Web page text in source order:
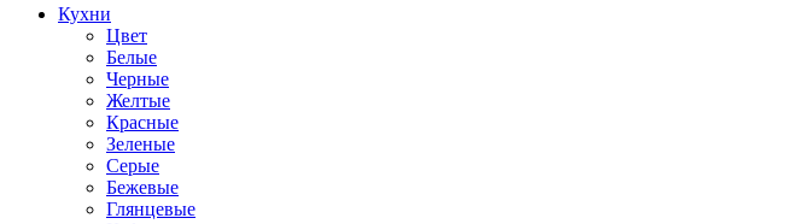
Кухни
Цвет
Белые
Черные
Желтые
Красные
Зеленые
Серые
Бежевые
Глянцевые